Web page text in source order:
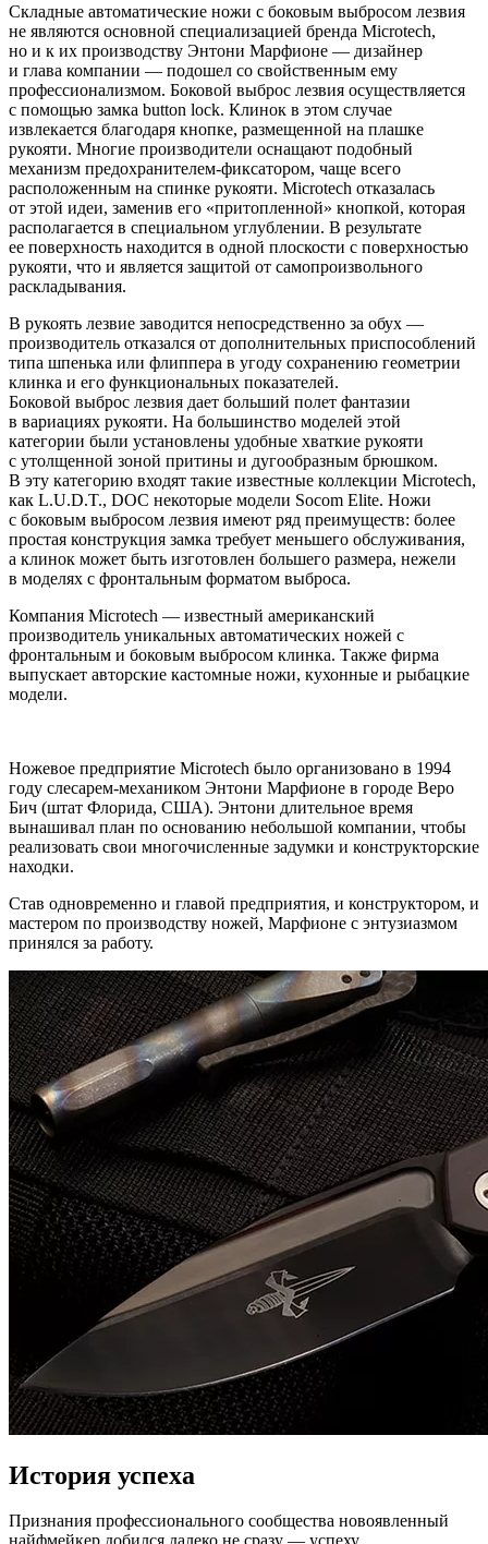
Складные автоматические ножи с боковым выбросом лезвия
не являются основной специализацией бренда Microtech,
но и к их производству Энтони Марфионе — дизайнер
и глава компании — подошел со свойственным ему
профессионализмом. Боковой выброс лезвия осуществляется
с помощью замка button lock. Клинок в этом случае
извлекается благодаря кнопке, размещенной на плашке
рукояти. Многие производители оснащают подобный
механизм предохранителем-фиксатором, чаще всего
расположенным на спинке рукояти. Microtech отказалась
от этой идеи, заменив его «притопленной» кнопкой, которая
располагается в специальном углублении. В результате
ее поверхность находится в одной плоскости с поверхностью
рукояти, что и является защитой от самопроизвольного
раскладывания.
В рукоять лезвие заводится непосредственно за обух —
производитель отказался от дополнительных приспособлений
типа шпенька или флиппера в угоду сохранению геометрии
клинка и его функциональных показателей.
Боковой выброс лезвия дает больший полет фантазии
в вариациях рукояти. На большинство моделей этой
категории были установлены удобные хваткие рукояти
с утолщенной зоной притины и дугообразным брюшком.
В эту категорию входят такие известные коллекции Microtech,
как L.U.D.T., DOC некоторые модели Socom Elite. Ножи
с боковым выбросом лезвия имеют ряд преимуществ: более
простая конструкция замка требует меньшего обслуживания,
а клинок может быть изготовлен большего размера, нежели
в моделях с фронтальным форматом выброса.
Компания Microtech — известный американский
производитель уникальных автоматических ножей с
фронтальным и боковым выбросом клинка. Также фирма
выпускает авторские кастомные ножи, кухонные и рыбацкие
модели.
Ножевое предприятие Microtech было организовано в 1994
году слесарем-механиком Энтони Марфионе в городе Веро
Бич (штат Флорида, США). Энтони длительное время
вынашивал план по основанию небольшой компании, чтобы
реализовать свои многочисленные задумки и конструкторские
находки.
Став одновременно и главой предприятия, и конструктором, и
мастером по производству ножей, Марфионе с энтузиазмом
принялся за работу.
История успеха
Признания профессионального сообщества новоявленный